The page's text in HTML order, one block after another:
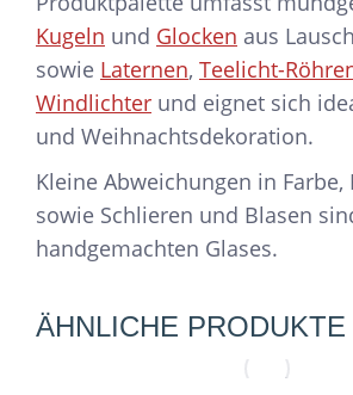
Kugeln und Glocken aus
sowie Laternen, Teelicht-
Windlichter und eignet sich
und Weihnachtsdekoration.
Kleine Abweichungen in
sowie Schlieren und Blasen
handgemachten Glases.
ÄHNLICHE PRODUKTE